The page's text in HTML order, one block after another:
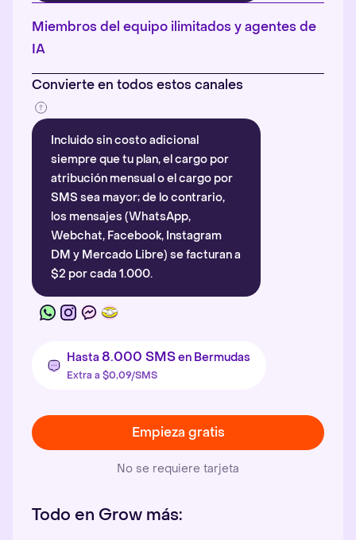
Más información
Miembros del equipo ilimitados y agentes de
IA
Convierte en todos estos canales
Incluido sin costo adicional
siempre que tu plan, el cargo por
atribución mensual o el cargo por
SMS sea mayor; de lo contrario,
los mensajes (WhatsApp,
Webchat, Facebook, Instagram
DM y Mercado Libre) se facturan a
$2 por cada 1.000.
Hasta 8.000 SMSen Bermudas
Extra a $0,09/SMS
Empieza gratis
No se requiere tarjeta
Todo en Grow más: